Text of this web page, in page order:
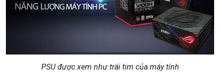
PSU được xem như trái tim của máy tính